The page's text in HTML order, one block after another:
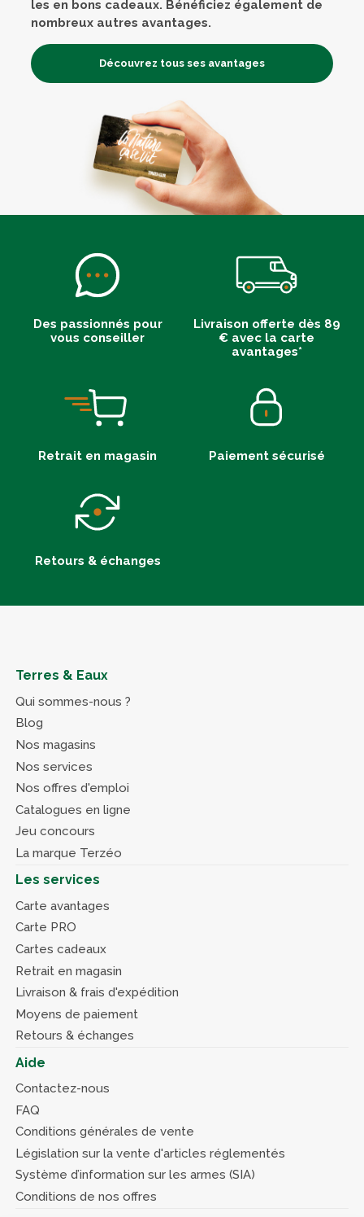
les en bons cadeaux. Bénéficiez également de
nombreux autres avantages.
Découvrez tous ses avantages
Des passionnés pour
vous conseiller
Livraison offerte dès 89
€ avec la carte
avantages*
Retrait en magasin Paiement sécurisé
Retours & échanges
Terres & Eaux
Qui sommes-nous ?
Blog
Nos magasins
Nos services
Nos offres d'emploi
Catalogues en ligne
Jeu concours
La marque Terzéo
Les services
Carte avantages
Carte PRO
Cartes cadeaux
Retrait en magasin
Livraison & frais d'expédition
Moyens de paiement
Retours & échanges
Aide
Contactez-nous
FAQ
Conditions générales de vente
Législation sur la vente d'articles réglementés
Système d’information sur les armes (SIA)
Conditions de nos offres